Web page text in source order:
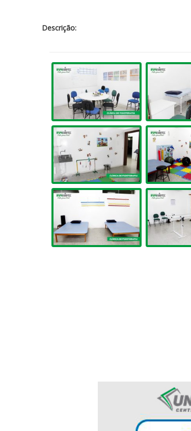
Descrição: